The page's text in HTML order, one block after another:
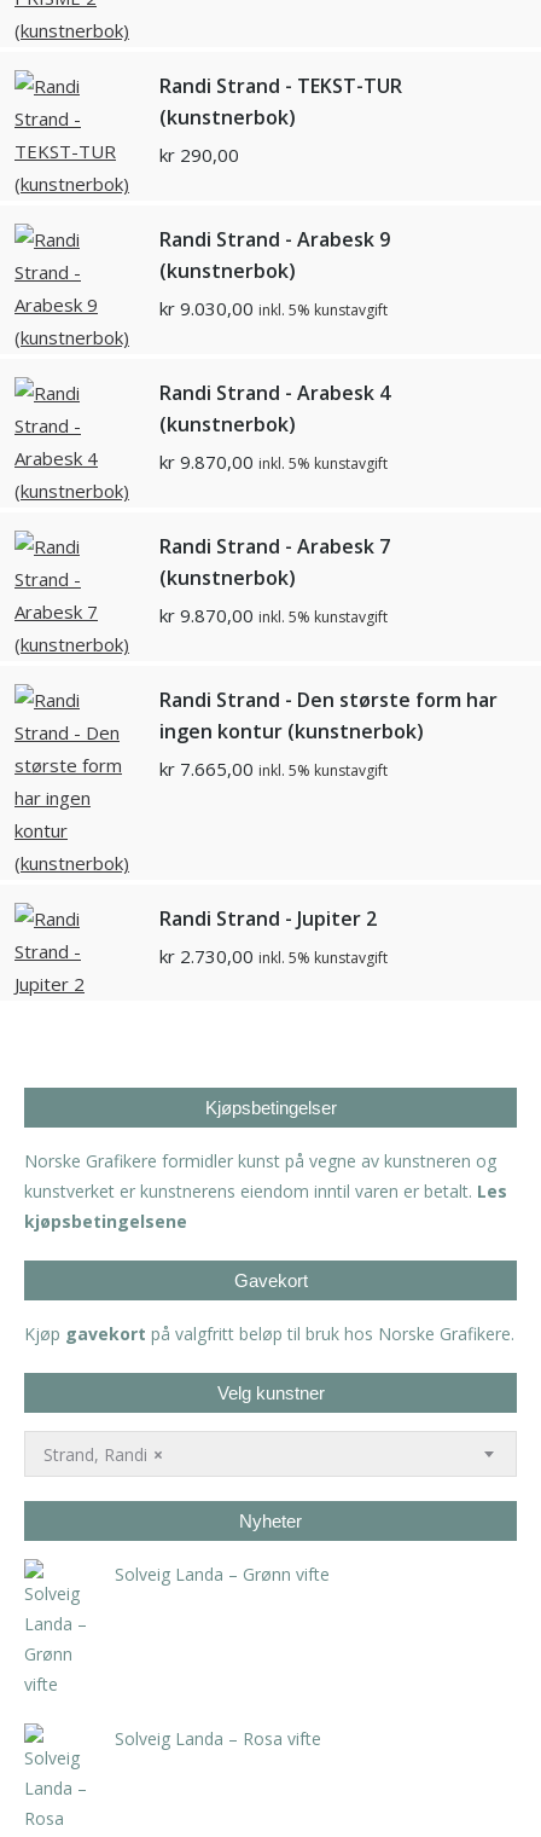
Randi Strand - TEKST-TUR
(kunstnerbok)
kr 290,00
Randi Strand - Arabesk 9
(kunstnerbok)
kr 9.030,00 inkl. 5% kunstavgift
Randi Strand - Arabesk 4
(kunstnerbok)
kr 9.870,00 inkl. 5% kunstavgift
Randi Strand - Arabesk 7
(kunstnerbok)
kr 9.870,00 inkl. 5% kunstavgift
Randi Strand - Den største form har
ingen kontur (kunstnerbok)
kr 7.665,00 inkl. 5% kunstavgift
Randi Strand - Jupiter 2
kr 2.730,00 inkl. 5% kunstavgift
Kjøpsbetingelser
Norske Grafikere formidler kunst på vegne av kunstneren og
kunstverket er kunstnerens eiendom inntil varen er betalt. Les
kjøpsbetingelsene
Gavekort
Kjøp gavekort på valgfritt beløp til bruk hos Norske Grafikere.
Velg kunstner
×
Strand, Randi
Nyheter
Solveig Landa – Grønn vifte
Solveig Landa – Rosa vifte